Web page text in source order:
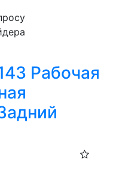
Рабочая